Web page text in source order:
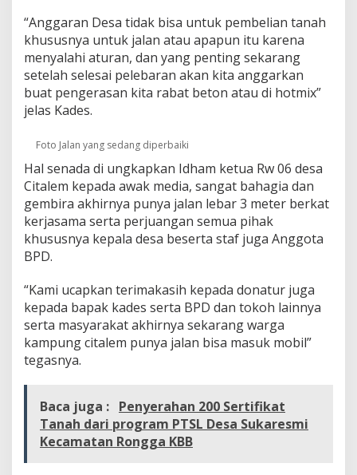
n
y
a
a
k
s
j
a
l
a
n
M
a
s
o
b
i
l
“Anggaran Desa tidak bisa untuk pembelian tanah
khususnya untuk jalan atau apapun itu karena
menyalahi aturan, dan yang penting sekarang
setelah selesai pelebaran akan kita anggarkan
buat pengerasan kita rabat beton atau di hotmix”
jelas Kades.
Foto Jalan yang sedang diperbaiki
Hal senada di ungkapkan Idham ketua Rw 06 desa
Citalem kepada awak media, sangat bahagia dan
gembira akhirnya punya jalan lebar 3 meter berkat
kerjasama serta perjuangan semua pihak
khususnya kepala desa beserta staf juga Anggota
BPD.
“Kami ucapkan terimakasih kepada donatur juga
kepada bapak kades serta BPD dan tokoh lainnya
serta masyarakat akhirnya sekarang warga
kampung citalem punya jalan bisa masuk mobil”
tegasnya.
Baca juga : Penyerahan 200 Sertifikat
Tanah dari program PTSL Desa Sukaresmi
Kecamatan Rongga KBB